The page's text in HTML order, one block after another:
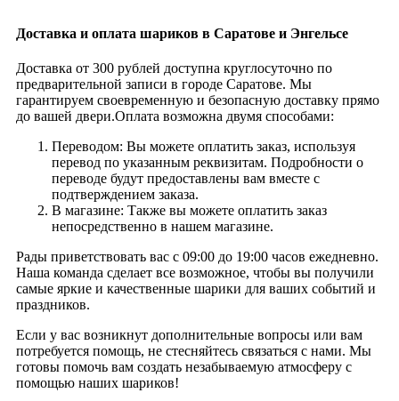
Доставка и оплата шариков в Саратове и Энгельсе
Доставка от 300 рублей доступна круглосуточно по
предварительной записи в городе Саратове. Мы
гарантируем своевременную и безопасную доставку прямо
до вашей двери.Оплата возможна двумя способами:
Переводом: Вы можете оплатить заказ, используя
перевод по указанным реквизитам. Подробности о
переводе будут предоставлены вам вместе с
подтверждением заказа.
В магазине: Также вы можете оплатить заказ
непосредственно в нашем магазине.
Рады приветствовать вас с 09:00 до 19:00 часов ежедневно.
Наша команда сделает все возможное, чтобы вы получили
самые яркие и качественные шарики для ваших событий и
праздников.
Если у вас возникнут дополнительные вопросы или вам
потребуется помощь, не стесняйтесь связаться с нами. Мы
готовы помочь вам создать незабываемую атмосферу с
помощью наших шариков!